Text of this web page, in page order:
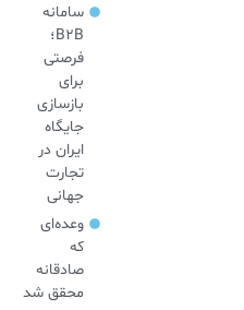
سامانه
B2B؛
فرصتی
برای
بازسازی
جایگاه
ایران در
تجارت
جهانی
وعده‌ای
که
صادقانه
محقق شد